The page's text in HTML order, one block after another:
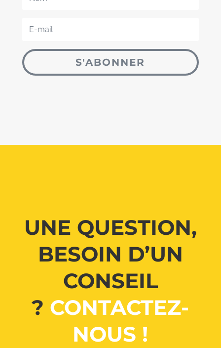
S'ABONNER
UNE QUESTION,
BESOIN D’UN
CONSEIL
? CONTACTEZ-
NOUS !